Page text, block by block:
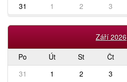
31
1 2 3
Září 2026
Po
Út St Čt
31
1 2 3